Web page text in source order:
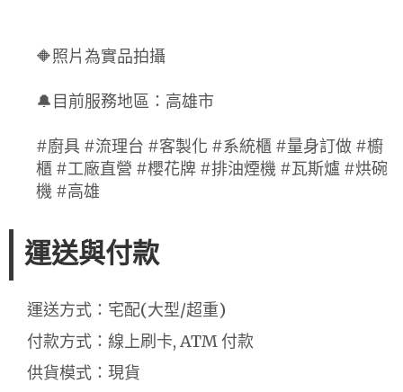
🔶照片為實品拍攝
🔔目前服務地區：高雄市
#廚具 #流理台 #客製化 #系統櫃 #量身訂做 #櫥
櫃 #工廠直營 #櫻花牌 #排油煙機 #瓦斯爐 #烘碗
機 #高雄
運送與付款
運送方式：宅配(大型/超重)
付款方式：線上刷卡, ATM 付款
供貨模式：現貨